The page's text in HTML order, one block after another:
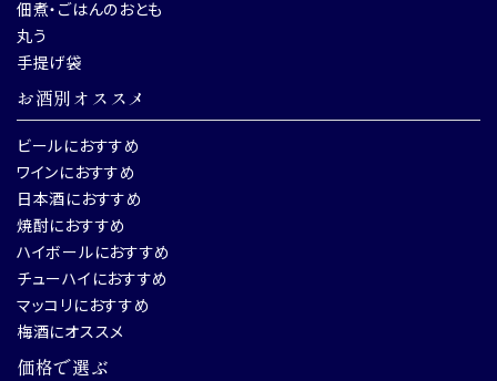
佃煮・ごはんのおとも
丸う
手提げ袋
お酒別オススメ
ビールにおすすめ
ワインにおすすめ
日本酒におすすめ
焼酎におすすめ
ハイボールにおすすめ
チューハイにおすすめ
マッコリにおすすめ
梅酒にオススメ
価格で選ぶ